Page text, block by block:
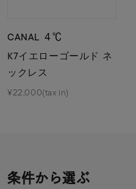
CANAL ４℃
K7イエローゴールド ネ
ックレス
¥22,000(tax in)
条件から選ぶ